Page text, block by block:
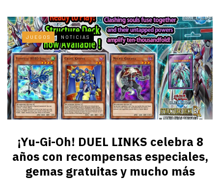
JUEGOS NOTICIAS
¡Yu-Gi-Oh! DUEL LINKS celebra 8
años con recompensas especiales,
gemas gratuitas y mucho más